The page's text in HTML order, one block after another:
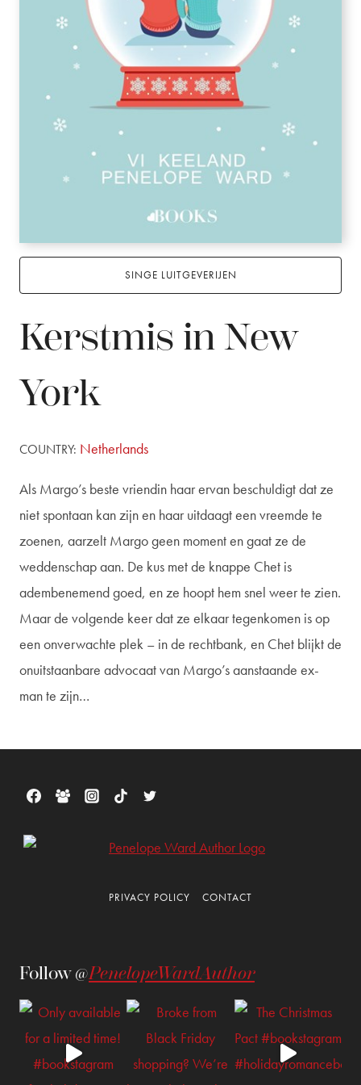
SINGE LUITGEVERIJEN
Kerstmis in New
York
COUNTRY: Netherlands
Als Margo’s beste vriendin haar ervan beschuldigt dat ze
niet spontaan kan zijn en haar uitdaagt een vreemde te
zoenen, aarzelt Margo geen moment en gaat ze de
weddenschap aan. De kus met de knappe Chet is
adembenemend goed, en ze hoopt hem snel weer te zien.
Maar de volgende keer dat ze elkaar tegenkomen is op
een onverwachte plek – in de rechtbank, en Chet blijkt de
onuitstaanbare advocaat van Margo’s aanstaande ex-
man te zijn…
PRIVACY POLICY CONTACT
Follow @PenelopeWardAuthor